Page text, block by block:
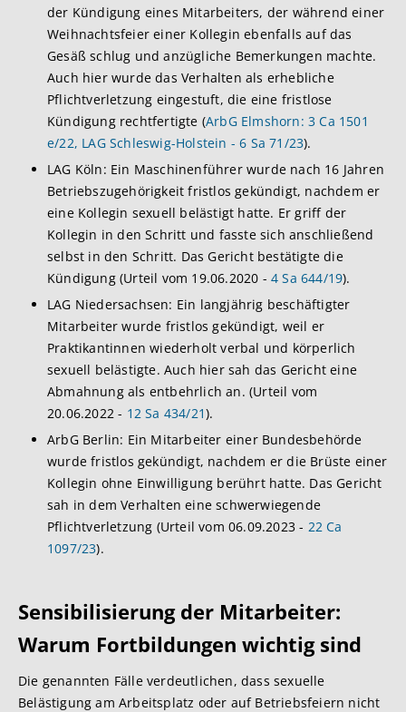
der Kündigung eines Mitarbeiters, der während einer
Weihnachtsfeier einer Kollegin ebenfalls auf das
Gesäß schlug und anzügliche Bemerkungen machte.
Auch hier wurde das Verhalten als erhebliche
Pflichtverletzung eingestuft, die eine fristlose
Kündigung rechtfertigte (ArbG Elmshorn: 3 Ca 1501
e/22, LAG Schleswig-Holstein - 6 Sa 71/23).
LAG Köln: Ein Maschinenführer wurde nach 16 Jahren
Betriebszugehörigkeit fristlos gekündigt, nachdem er
eine Kollegin sexuell belästigt hatte. Er griff der
Kollegin in den Schritt und fasste sich anschließend
selbst in den Schritt. Das Gericht bestätigte die
Kündigung (Urteil vom 19.06.2020 - 4 Sa 644/19).
LAG Niedersachsen: Ein langjährig beschäftigter
Mitarbeiter wurde fristlos gekündigt, weil er
Praktikantinnen wiederholt verbal und körperlich
sexuell belästigte. Auch hier sah das Gericht eine
Abmahnung als entbehrlich an. (Urteil vom
20.06.2022 - 12 Sa 434/21).
ArbG Berlin: Ein Mitarbeiter einer Bundesbehörde
wurde fristlos gekündigt, nachdem er die Brüste einer
Kollegin ohne Einwilligung berührt hatte. Das Gericht
sah in dem Verhalten eine schwerwiegende
Pflichtverletzung (Urteil vom 06.09.2023 - 22 Ca
1097/23).
Sensibilisierung der Mitarbeiter:
Warum Fortbildungen wichtig sind
Die genannten Fälle verdeutlichen, dass sexuelle
Belästigung am Arbeitsplatz oder auf Betriebsfeiern nicht